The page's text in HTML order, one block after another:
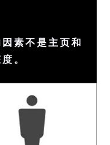
素不是主页和
。